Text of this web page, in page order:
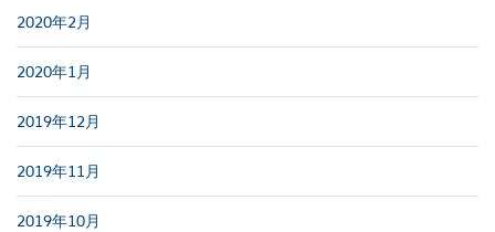
2020年2月
2020年1月
2019年12月
2019年11月
2019年10月